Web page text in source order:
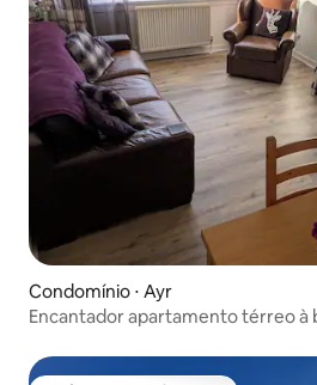
Condomínio ⋅ Ayr
Encantador apartamento térreo à